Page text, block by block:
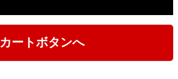
カートボタンへ